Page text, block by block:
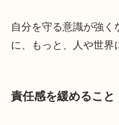
自分を守る意識が強く
に、もっと、人や世界
責任感を緩めること